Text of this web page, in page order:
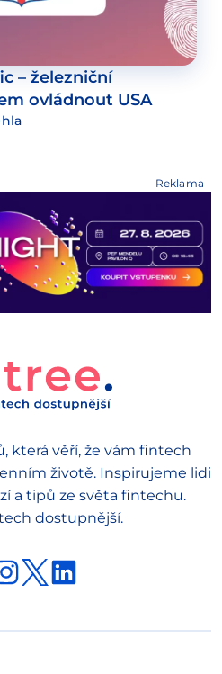
– železniční
ovládnout USA
Reklama
která věří, že vám fintech
životě. Inspirujeme lidi
a tipů ze světa fintechu.
dostupnější.